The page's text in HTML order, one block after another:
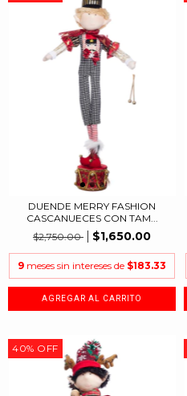
DUENDE MERRY FASHION
CASCANUECES CON TAM...
$2,750.00
$1,650.00
9 meses sin intereses de $183.33
40% OFF